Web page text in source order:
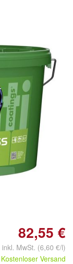
82,55 €
MwSt. (6,60 €/l)
Kostenloser Versand